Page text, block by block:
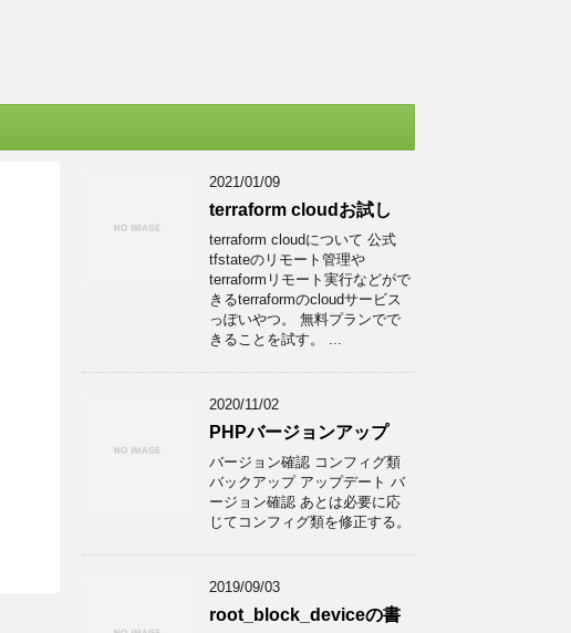
2021/01/09
terraform cloudお試し
terraform cloudについて 公式
tfstateのリモート管理や
terraformリモート実行などがで
きるterraformのcloudサービス
っぽいやつ。 無料プランでで
きることを試す。 ...
2020/11/02
PHPバージョンアップ
バージョン確認 コンフィグ類
バックアップ アップデート バ
ージョン確認 あとは必要に応
じてコンフィグ類を修正する。
2019/09/03
root_block_deviceの書